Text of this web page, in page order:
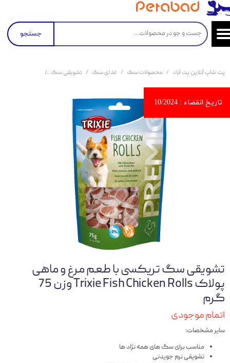
جستجو
پت شاپ آنلاین پت آباد محصولات سگ غذای سگ تشویقی سگ
تشویقی سگ تریکسی با طعم مرغ و ماهی
پولاک Trixie Fish Chicken Rolls وزن 75
گرم
اتمام موجودی
سایر مشخصات:
مناسب برای سگ های همه نژاد ها
تشویقی نرم جویدنی